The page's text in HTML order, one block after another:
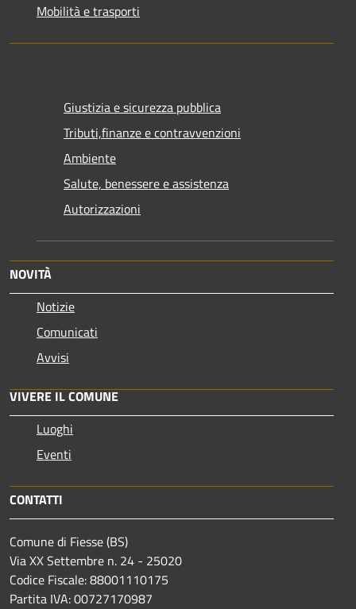
Mobilità e trasporti
Giustizia e sicurezza pubblica
Tributi,finanze e contravvenzioni
Ambiente
Salute, benessere e assistenza
Autorizzazioni
NOVITÀ
Notizie
Comunicati
Avvisi
VIVERE IL COMUNE
Luoghi
Eventi
CONTATTI
Comune di Fiesse (BS)
Via XX Settembre n. 24 - 25020
Codice Fiscale: 88001110175
Partita IVA: 00727170987